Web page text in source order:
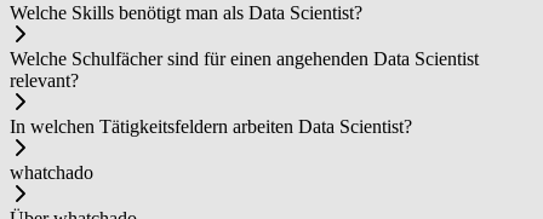
Welche Skills benötigt man als Da­ta­ ­Sci­en­tist?
Welche Schulfächer sind für einen angehenden Da­ta­ ­Sci­en­tist
relevant?
In welchen Tätigkeitsfeldern arbeiten Da­ta­ ­Sci­en­tist?
whatchado